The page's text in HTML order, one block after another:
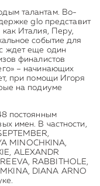
талантам. Во-
glo представит
как Италия, Перу,
событие для
ждет еще один
финалистов
– начинающих
при помощи Игоря
на подиуме
постоянным
имен. В частности,
MINOCHKINA,
ALЕXANDR
RАВBITHOLE,
DIANA ARNO